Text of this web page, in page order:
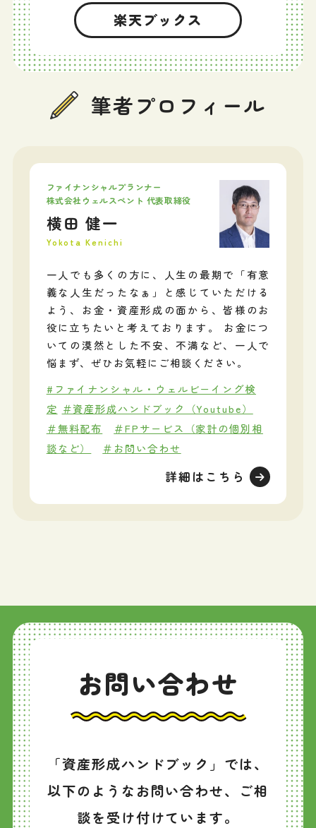
楽天ブックス
筆者プロフィール
ファイナンシャルプランナー
株式会社ウェルスペント 代表取締役
横田 健一
Yokota Kenichi
一人でも多くの方に、人生の最期で「有意
義な人生だったなぁ」と感じていただける
よう、お金・資産形成の面から、皆様のお
役に立ちたいと考えております。 お金につ
いての漠然とした不安、不満など、一人で
悩まず、ぜひお気軽にご相談ください。
#ファイナンシャル・ウェルビーイング検
定 ＃資産形成ハンドブック（Youtube）
＃無料配布
＃FPサービス（家計の個別相
談など）
＃お問い合わせ
詳細はこちら
お問い合わせ
「資産形成ハンドブック」では、
以下のようなお問い合わせ、ご相
談を受け付けています。